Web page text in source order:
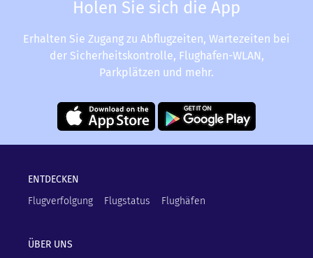
Holen Sie sich die App
Erhalten Sie Zugang zu Abflugzeiten, Wartezeiten bei
der Sicherheitskontrolle, Flughafen-WLAN,
Parkplätzen und mehr.
ENTDECKEN
Flugverfolgung
Flugstatus Flughäfen
ÜBER UNS